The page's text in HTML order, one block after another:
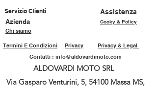
Servizio Clienti
Assistenza
Azienda
Cooky & Policy
Chi siamo
Privacy & Legal
Privacy
Termini E Condizioni
Contatti : info@aldovardimoto.com
ALDOVARDI MOTO SRL
Via Gasparo Venturini, 5, 54100 Massa MS,